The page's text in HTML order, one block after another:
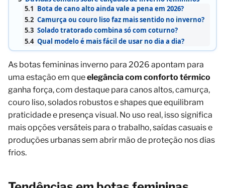
5.1 Bota de cano alto ainda vale a pena em 2026?
5.2 Camurça ou couro liso faz mais sentido no inverno?
5.3 Solado tratorado combina só com coturno?
5.4 Qual modelo é mais fácil de usar no dia a dia?
As botas femininas inverno para 2026 apontam para
uma estação em queelegância com conforto térmico
ganha força, com destaque para canos altos, camurça,
couro liso, solados robustos e shapes que equilibram
praticidade e presença visual. No uso real, isso significa
mais opções versáteis para o trabalho, saídas casuais e
produções urbanas sem abrir mão de proteção nos dias
frios.